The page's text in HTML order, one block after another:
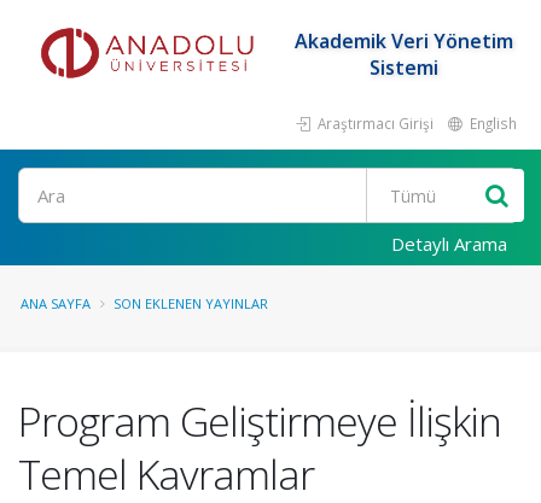
Akademik Veri Yönetim
Sistemi
Araştırmacı Girişi English
Ara
Detaylı Arama
ANA SAYFA SON EKLENEN YAYINLAR
Program Geliştirmeye İlişkin
Temel Kavramlar